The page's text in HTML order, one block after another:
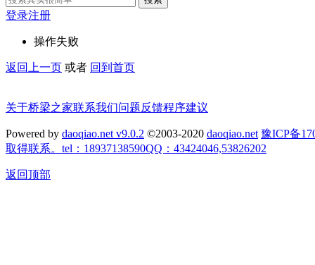
登录注册
操作失败
返回上一页 或者 回到首页
关于桥梁之家联系我们问题反馈程序建议
Powered by daoqiao.net v9.0.2 ©2003-2020 daoqiao.net 豫ICP备
取得联系。tel：18937138590QQ：43424046,53826202
返回顶部